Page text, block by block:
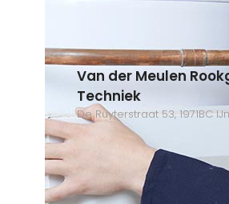
Van der Meulen
Techniek
De Ruyterstraat 53, 1971BC